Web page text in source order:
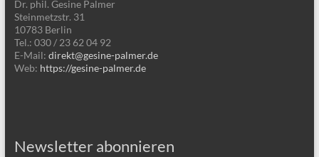
Dr. phil. Gesine Palmer
Steinmetzstr. 31
10783 Berlin
Tel.: 030 / 23 62 04 92
E-Mail: direkt@gesine-palmer.de
Web: https://gesine-palmer.de
Newsletter abonnieren